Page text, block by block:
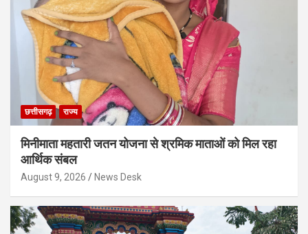
छत्तीसगढ़ राज्य
मिनीमाता महतारी जतन योजना से श्रमिक माताओं को मिल रहा
आर्थिक संबल
August 9, 2026 News Desk